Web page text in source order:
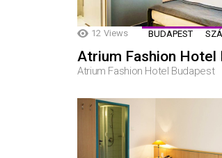
12 Views BUDAPEST
Atrium Fashion Hotel
Atrium Fashion Hotel Budapest